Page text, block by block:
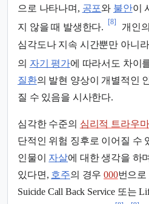
으로 나타나며, 공포와 불안이
지 않을 때 발생한다.
[8]
개인의
심각도나 지속 시간뿐만 아니
의 자기 평가에 따라서도 차이
질환의 발현 양상이 개별적인
질 수 있음을 시사한다.
심각한 수준의 심리적 트라우마
단적인 위험 징후로 이어질 수
인물이 자살에 대한 생각을 하
있다면, 호주의 경우000번으로
Suicide Call Back Service 또는